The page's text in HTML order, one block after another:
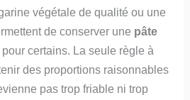
végétale de qualité ou une
de conserver une pâte
certains. La seule règle à
des proportions raisonnables
pas trop friable ni trop